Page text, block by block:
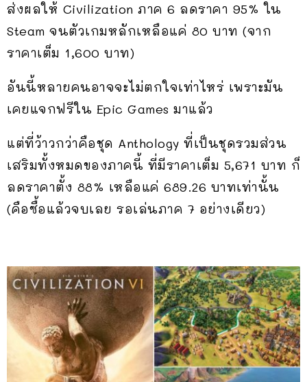
ส่งผลให้ Civilization ภาค 6 ลดราคา 95% ใน
Steam จนตัวเกมหลักเหลือแค่ 80 บาท (จาก
ราคาเต็ม 1,600 บาท)
อันนี้หลายคนอาจจะไม่ตกใจเท่าไหร่ เพราะมัน
เคยแจกฟรีใน Epic Games มาแล้ว
แต่ที่ว้าวกว่าคือชุด Anthology ที่เป็นชุดรวมส่วน
เสริมทั้งหมดของภาคนี้ ที่มีราคาเต็ม 5,671 บาท ก็
ลดราคาตั้ง 88% เหลือแค่ 689.26 บาทเท่านั้น
(คือซื้อแล้วจบเลย รอเล่นภาค 7 อย่างเดียว)